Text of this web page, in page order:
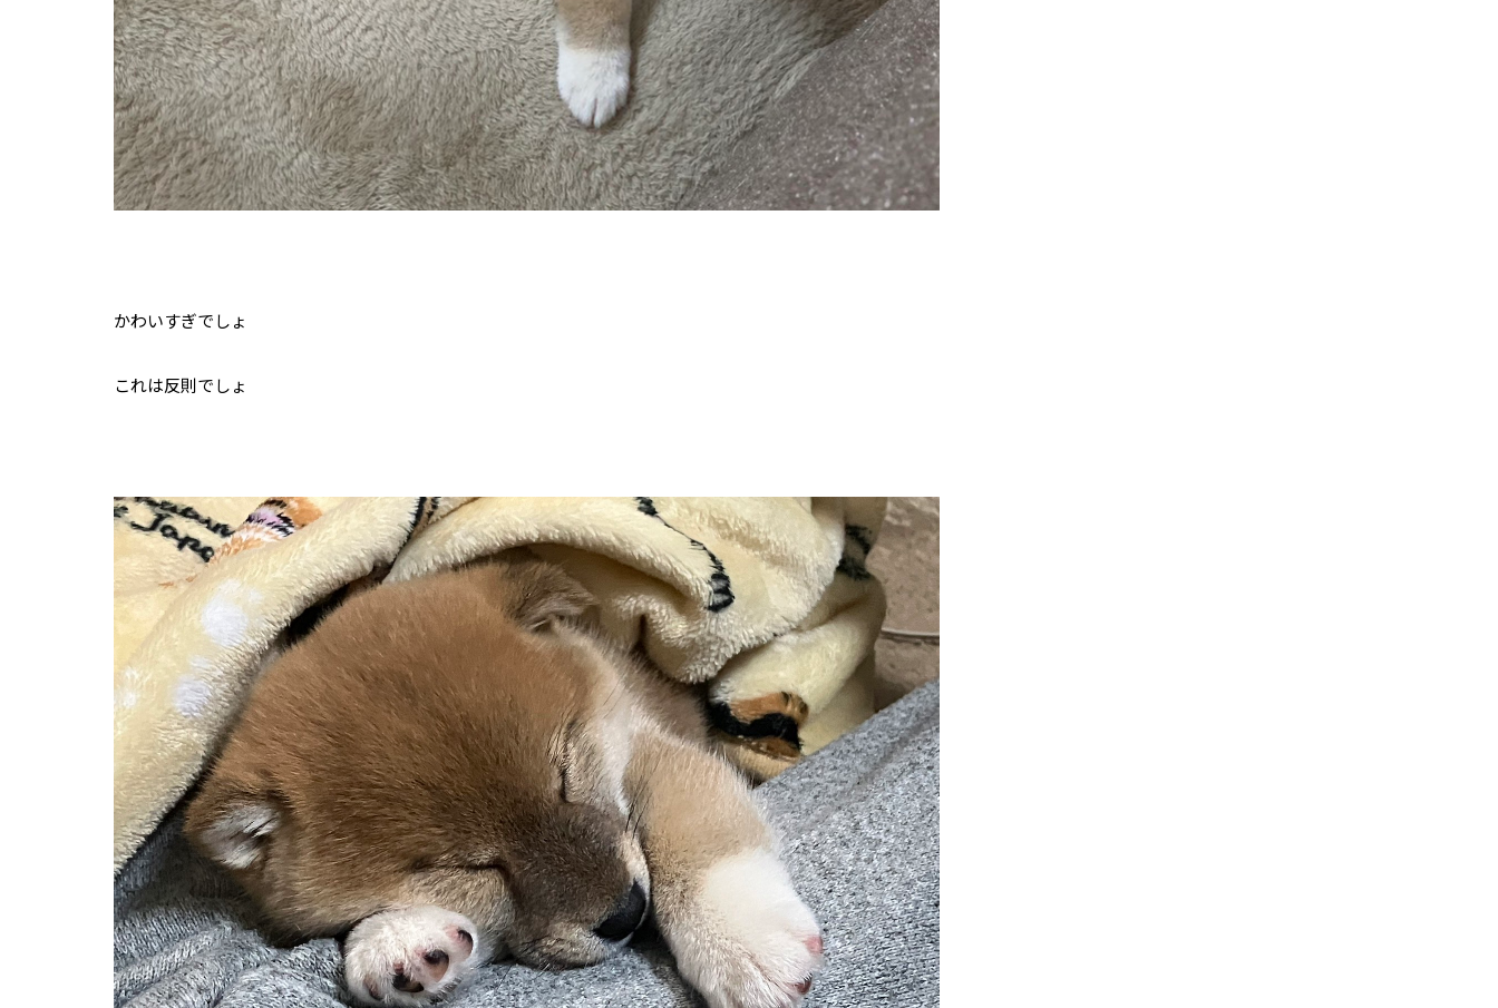
かわいすぎでしょ
これは反則でしょ